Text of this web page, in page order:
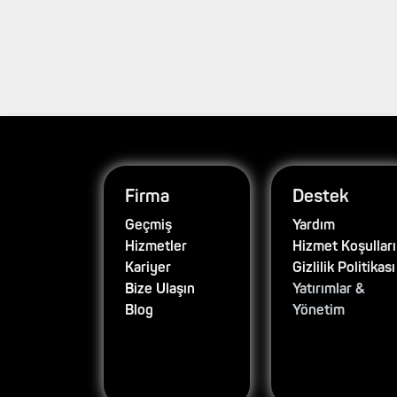
Firma
Geçmiş
Hizmetler
Kariyer
Bize Ulaşın
Blog
Destek
Yardım
Hizmet Koşulları
Gizlilik Politikası
Yatırımlar &
Yönetim